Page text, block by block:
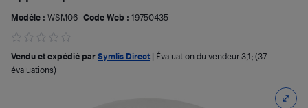
Modèle : WSM06 Code Web : 19750435
Vendu et expédié par Symlis Direct Évaluation du vendeur 3,1; (37
évaluations)